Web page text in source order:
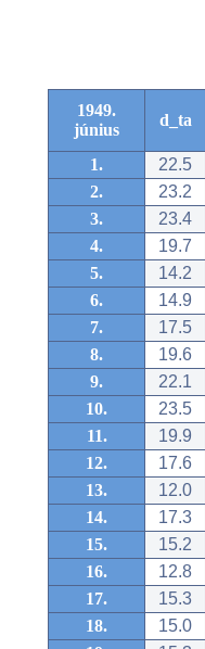
1949.
június
d_ta
1. 22.5
2.
23.2
3.
23.4
4.
19.7
5.
14.2
6.
14.9
7.
17.5
8.
19.6
9.
22.1
10.
23.5
11.
19.9
12.
17.6
13.
12.0
14.
17.3
15.
15.2
16.
12.8
17.
15.3
18.
15.0